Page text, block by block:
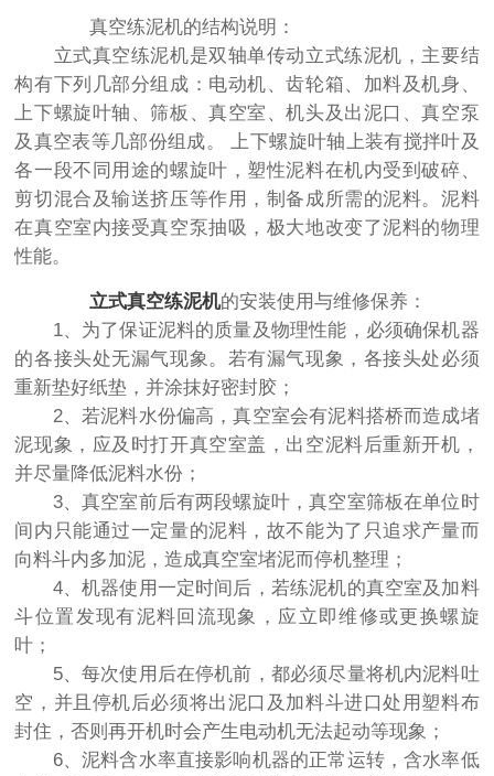
真空练泥机的结构说明：
立式真空练泥机是双轴单传动立式练泥机，主要结
构有下列几部分组成：电动机、齿轮箱、加料及机身、
上下螺旋叶轴、筛板、真空室、机头及出泥口、真空泵
及真空表等几部份组成。 上下螺旋叶轴上装有搅拌叶及
各一段不同用途的螺旋叶，塑性泥料在机内受到破碎、
剪切混合及输送挤压等作用，制备成所需的泥料。泥料
在真空室内接受真空泵抽吸，极大地改变了泥料的物理
性能。
立式真空练泥机的安装使用与维修保养：
1、为了保证泥料的质量及物理性能，必须确保机器
的各接头处无漏气现象。若有漏气现象，各接头处必须
重新垫好纸垫，并涂抹好密封胶；
2、若泥料水份偏高，真空室会有泥料搭桥而造成堵
泥现象，应及时打开真空室盖，出空泥料后重新开机，
并尽量降低泥料水份；
3、真空室前后有两段螺旋叶，真空室筛板在单位时
间内只能通过一定量的泥料，故不能为了只追求产量而
向料斗内多加泥，造成真空室堵泥而停机整理；
4、机器使用一定时间后，若练泥机的真空室及加料
斗位置发现有泥料回流现象，应立即维修或更换螺旋
叶；
5、每次使用后在停机前，都必须尽量将机内泥料吐
空，并且停机后必须将出泥口及加料斗进口处用塑料布
封住，否则再开机时会产生电动机无法起动等现象；
6、泥料含水率直接影响机器的正常运转，含水率低